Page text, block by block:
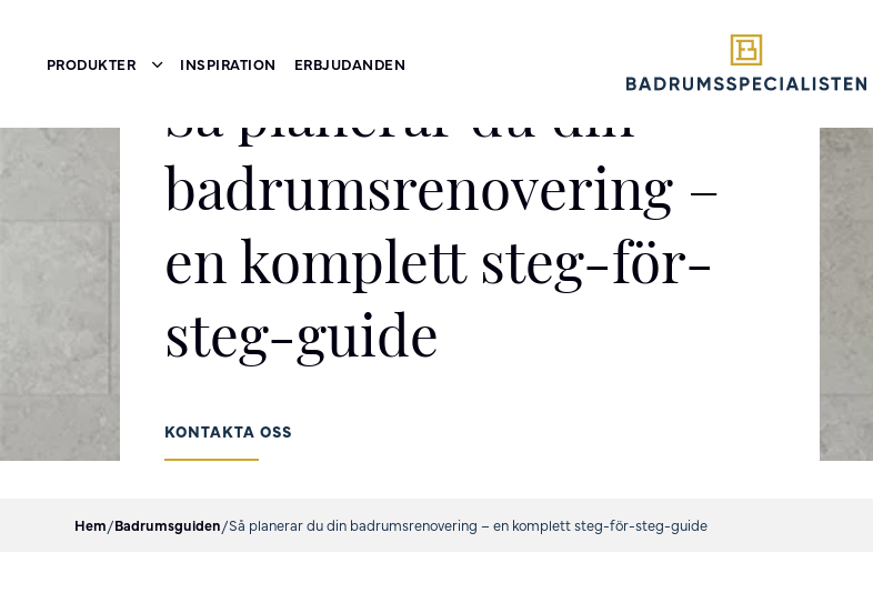
PRODUKTER Toggle submenu
INSPIRATION ERBJUDANDEN
Så planerar du din
badrumsrenovering –
en komplett steg-för-
steg-guide
KONTAKTA OSS
Hem/Badrumsguiden/Så planerar du din badrumsrenovering – en komplett steg-för-steg-guide